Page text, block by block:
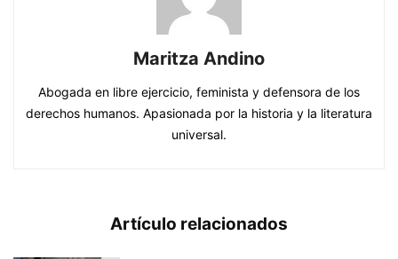
Maritza Andino
Abogada en libre ejercicio, feminista y defensora de los
derechos humanos. Apasionada por la historia y la literatura
universal.
Artículo relacionados